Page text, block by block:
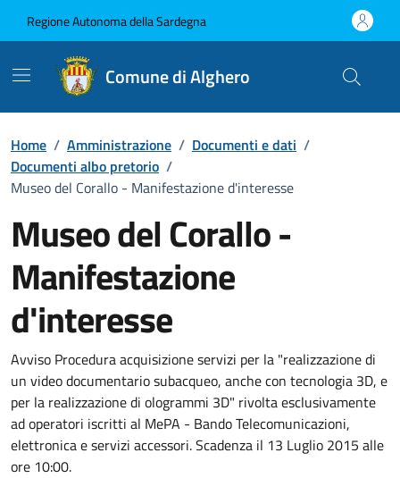
Regione Autonoma della Sardegna
Comune di Alghero
Home / Amministrazione / Documenti e dati /
Documenti albo pretorio /
Museo del Corallo - Manifestazione d'interesse
Museo del Corallo -
Manifestazione
d'interesse
Dettaglio del documento
Avviso Procedura acquisizione servizi per la "realizzazione di
un video documentario subacqueo, anche con tecnologia 3D, e
per la realizzazione di ologrammi 3D" rivolta esclusivamente
ad operatori iscritti al MePA - Bando Telecomunicazioni,
elettronica e servizi accessori. Scadenza il 13 Luglio 2015 alle
ore 10:00.